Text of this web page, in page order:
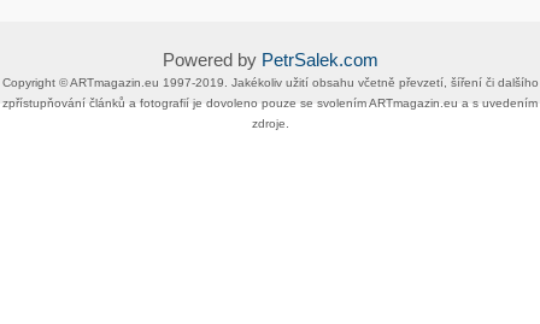
Powered by PetrSalek.com
Copyright ©​ ​​ARTmagazin.eu ​1997-2019​.​ Jakékoliv užití obsahu včetně převzetí, šíření či dalšího
zpřístupňování článků a fotografií je dovoleno pouze se svolením ​ARTmagazin.eu​ ​a s uvedením
zdroje.